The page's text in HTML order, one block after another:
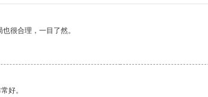
很合理，一目了然。
好。